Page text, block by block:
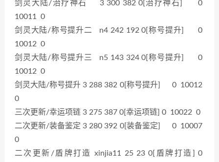
剑灵大陆/治疗神石 3 300 382 0[治疗神石] 0
10011 0
剑灵大陆/称号提升二 n4 242 192 0[称号提升] 0
10012 0
剑灵大陆/称号提升三 n5 143 324 0[称号提升] 0
10012 0
剑灵大陆/称号提升 3 288 382 0[称号提升] 0 10012
0
三次更新/幸运项链 3 275 387 0[幸运项链] 0 10022 0
二次更新/装备鉴定 3 280 392 0[装备鉴定] 0 10007
0
二次更新/盾牌打造 xinjia11 25 23 0[盾牌打造] 0